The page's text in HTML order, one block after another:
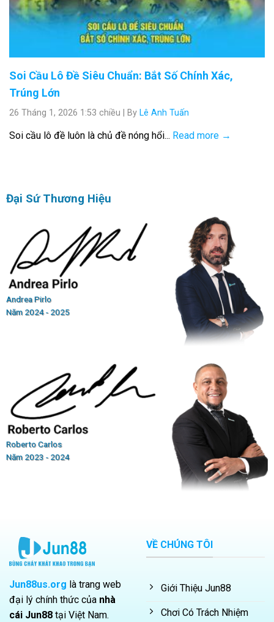
Soi Cầu Lô Đề Siêu Chuẩn: Bắt Số Chính Xác,
Trúng Lớn
26 Tháng 1, 2026 1:53 chiều By Lê Anh Tuấn
Soi cầu lô đề luôn là chủ đề nóng hổi... Read more →
Đại Sứ Thương Hiệu
Andrea Pirlo
Năm 2024 - 2025
Roberto Carlos
Năm 2023 - 2024
Jun88us.org là trang web
đại lý chính thức của nhà
cái Jun88 tại Việt Nam.
VỀ CHÚNG TÔI
Giới Thiệu Jun88
Chơi Có Trách Nhiệm